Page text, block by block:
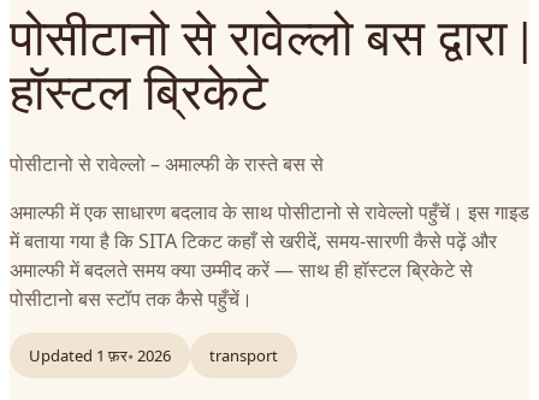
पोसीटानो से रावेल्लो बस द्वारा |
हॉस्टल ब्रिकेटे
पोसीटानो से रावेल्लो – अमाल्फी के रास्ते बस से
अमाल्फी में एक साधारण बदलाव के साथ पोसीटानो से रावेल्लो पहुँचें। इस गाइड
में बताया गया है कि SITA टिकट कहाँ से खरीदें, समय-सारणी कैसे पढ़ें और
अमाल्फी में बदलते समय क्या उम्मीद करें — साथ ही हॉस्टल ब्रिकेटे से
पोसीटानो बस स्टॉप तक कैसे पहुँचें।
Updated 1 फ़र॰ 2026 transport